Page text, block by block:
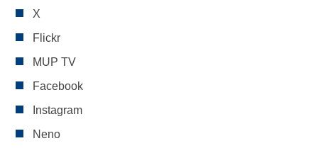
X
Flickr
MUP TV
Facebook
Instagram
Neno